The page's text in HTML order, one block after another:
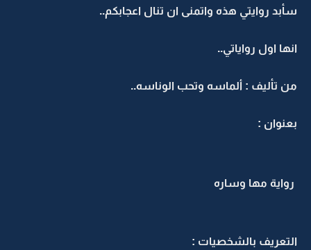
سأبد روايتي هذه واتمنى ان تنال اعجابكم..
انها اول رواياتي..
من تأليف : ألماسه وتحب الوناسه..
بعنوان :
رواية مها وساره
التعريف بالشخصيات :